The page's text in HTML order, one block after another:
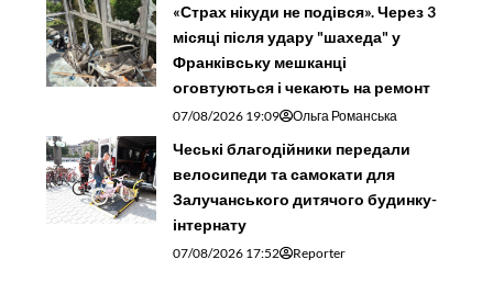
«Страх нікуди не подівся». Через 3
місяці після удару "шахеда" у
Франківську мешканці
оговтуються і чекають на ремонт
07/08/2026 19:09 Ольга Романська
Чеські благодійники передали
велосипеди та самокати для
Залучанського дитячого будинку-
інтернату
07/08/2026 17:52 Reporter